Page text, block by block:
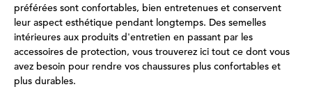
préférées sont confortables, bien entretenues et conservent
leur aspect esthétique pendant longtemps. Des semelles
intérieures aux produits d'entretien en passant par les
accessoires de protection, vous trouverez ici tout ce dont vous
avez besoin pour rendre vos chaussures plus confortables et
plus durables.